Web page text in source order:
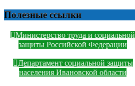
Полезные ссылки
Министерство труда и социальной
защиты Российской Федерации
Департамент социальной защиты
населения Ивановской области